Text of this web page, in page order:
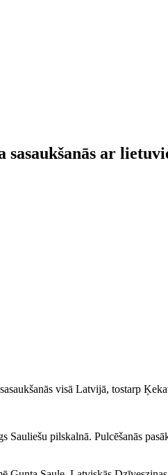
ar
visā Latvijā, tostarp
pilskalnā. Pulcēšanās